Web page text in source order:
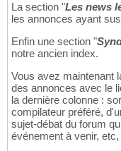
La section "Les news
les annonces ayant
Enfin une section "
notre ancien index.
Vous avez maintenant
des annonces avec le
la dernière colonne :
compilateur préféré,
sujet-débat du forum
événement à venir, etc,